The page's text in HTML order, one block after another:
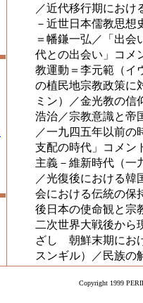
／近代移行期におけ
－近世日本儒教思
＝幡鎌一弘／「出
代との出会い」コ
教運動＝李元範（イ
の植民地宗教政策に
ミン）／金光教の
浩治／宗教意識と帝
／一九四五年以前の
支配の時代」コメ
主義－維新時代（一
／光復後における韓
会における伝統の保
後日本の使命観と宗
二次世界大戦後か
ざし 朝鮮末期にお
スンギル）／民族の
Copyright 1999